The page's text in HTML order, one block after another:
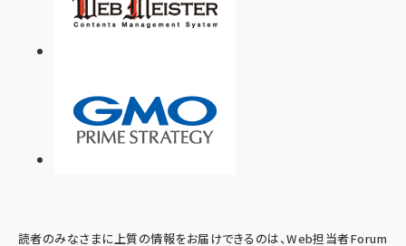
読者のみなさまに上質の情報をお届けできるのは、Web担当者Forum